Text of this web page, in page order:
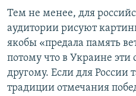
Тем не менее, для
аудитории рисуют
якобы «предала память
потому что в Украине эти
другому. Если для России
традиции отмечания